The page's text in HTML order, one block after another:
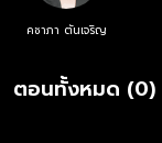
คชาภา ตันเจริญ
ตอนทั้งหมด (0)